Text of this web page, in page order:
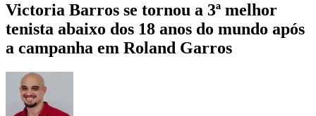
Victoria Barros se tornou a 3ª melhor
tenista abaixo dos 18 anos do mundo após
a campanha em Roland Garros